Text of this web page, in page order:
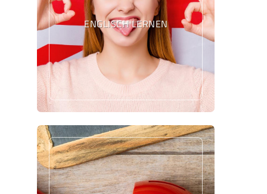
ENGLISCH LERNEN